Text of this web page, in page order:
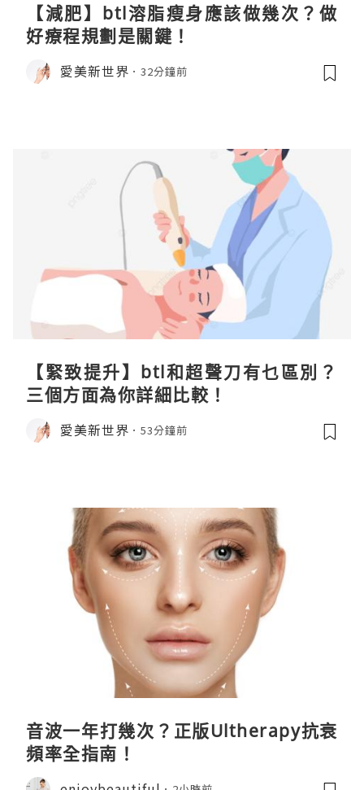
【減肥】btl溶脂瘦身應該做幾次？做
好療程規劃是關鍵！
愛美新世界 32分鐘前
【緊致提升】btl和超聲刀有乜區別？
三個方面為你詳細比較！
愛美新世界 53分鐘前
音波一年打幾次？正版Ultherapy抗衰
頻率全指南！